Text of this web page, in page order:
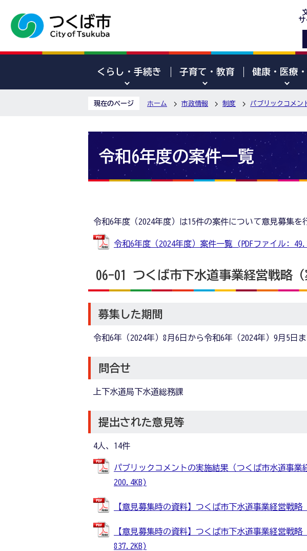
くらし・手続き 子育て・教育 健康・医療
現在のページ ホーム 市政情報 制度 パブリックコメン
令和6年度の案件一覧
令和6年度（2024年度）は15件の案件について意見募集を
令和6年度（2024年度）案件一覧 (PDFファイル:
06-01 つくば市下水道事業経営戦略（
募集した期間
令和6年（2024年）8月6日から令和6年（2024年）9月5日
問合せ
上下水道局下水道総務課
提出された意見等
4人、14件
パブリックコメントの実施結果（つくば市水道事業
200.4KB)
【意見募集時の資料】つくば市下水道事業経営戦
【意見募集時の資料】つくば市下水道事業経営戦
837.2KB)